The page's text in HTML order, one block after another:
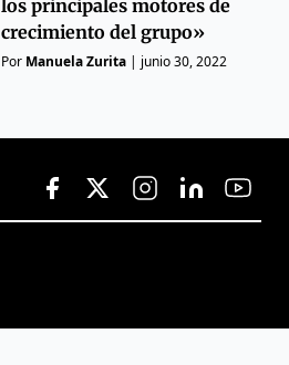
los principales motores de
crecimiento del grupo»
Por Manuela Zurita | junio 30, 2022